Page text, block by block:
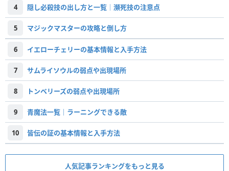
4 隠し必殺技の出し方と一覧│瀕死技の注意点
5 マジックマスターの攻略と倒し方
6 イエローチェリーの基本情報と入手方法
7 サムライソウルの弱点や出現場所
8 トンベリーズの弱点や出現場所
9 青魔法一覧｜ラーニングできる敵
10 皆伝の証の基本情報と入手方法
人気記事ランキングをもっと見る